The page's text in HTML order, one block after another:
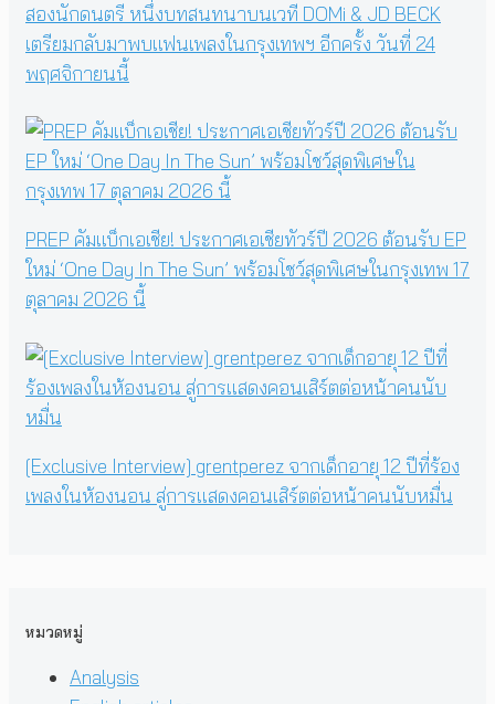
สองนักดนตรี หนึ่งบทสนทนาบนเวที DOMi & JD BECK
เตรียมกลับมาพบแฟนเพลงในกรุงเทพฯ อีกครั้ง วันที่ 24
พฤศจิกายนนี้
PREP คัมแบ็กเอเชีย! ประกาศเอเชียทัวร์ปี 2026 ต้อนรับ EP
ใหม่ ‘One Day In The Sun’ พร้อมโชว์สุดพิเศษในกรุงเทพ 17
ตุลาคม 2026 นี้
[Exclusive Interview] grentperez จากเด็กอายุ 12 ปีที่ร้อง
เพลงในห้องนอน สู่การแสดงคอนเสิร์ตต่อหน้าคนนับหมื่น
หมวดหมู่
Analysis